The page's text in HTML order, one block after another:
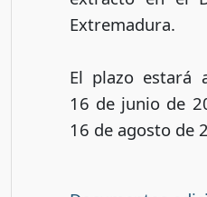
Extremadura.
El plazo estará
16 de junio de
16 de agosto de